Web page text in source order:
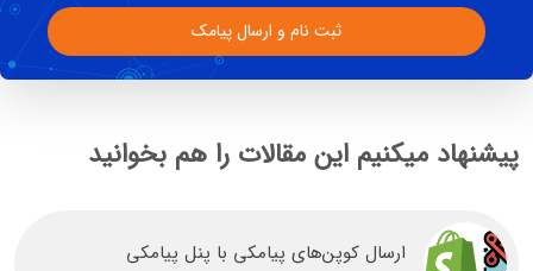
ثبت نام و ارسال پیامک
پیشنهاد میکنیم این مقالات را هم بخوانید
ارسال کوپن‌های پیامکی با پنل پیامکی